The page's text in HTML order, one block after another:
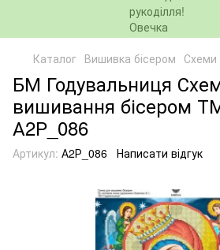
Каталог Вишивка бісером Схеми
БМ Годувальниця
вишивання бісером
А2Р_086
Артикул: А2Р_086 Написати відгук